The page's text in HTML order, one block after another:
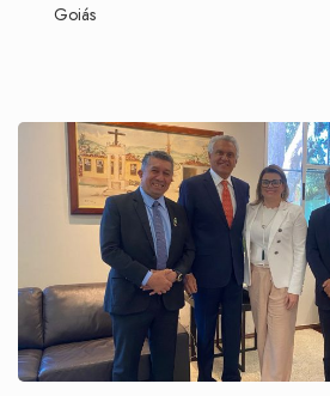
Goiás